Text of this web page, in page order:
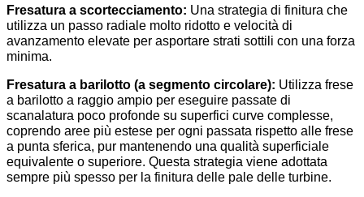
Fresatura a scortecciamento: Una strategia di finitura che
utilizza un passo radiale molto ridotto e velocità di
avanzamento elevate per asportare strati sottili con una forza
minima.
Fresatura a barilotto (a segmento circolare): Utilizza frese
a barilotto a raggio ampio per eseguire passate di
scanalatura poco profonde su superfici curve complesse,
coprendo aree più estese per ogni passata rispetto alle frese
a punta sferica, pur mantenendo una qualità superficiale
equivalente o superiore. Questa strategia viene adottata
sempre più spesso per la finitura delle pale delle turbine.